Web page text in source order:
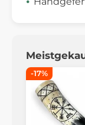
-17%